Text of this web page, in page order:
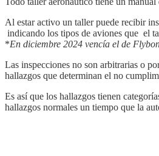
Al estar activo un taller puede recibir
indicando los tipos de aviones que el
*En diciembre 2024 vencía el de
Las inspecciones no son arbitrarias o
hallazgos que determinan el no
Es así que los hallazgos tienen
hallazgos normales un tiempo que la